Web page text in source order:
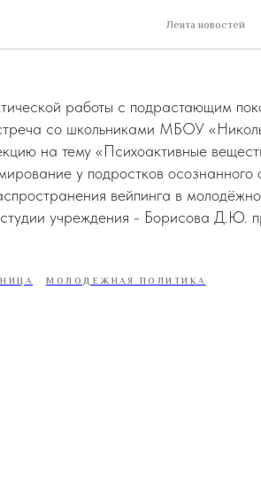
Лента новостей
работы с подрастающим
со школьниками МБОУ
на тему «Психоактивные
у подростков осознанного
вейпинга в
учреждения - Борисова Д.Ю.
МОЛОДЕЖНАЯ ПОЛИТИКА